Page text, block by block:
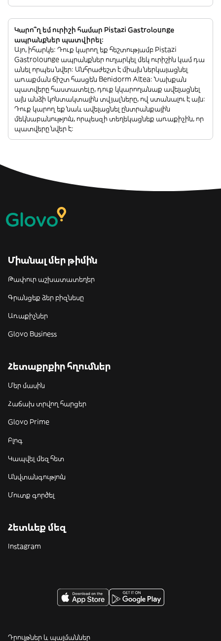
Կարո՞ղ եմ ուրիշի համար Pistazi Gastrolounge
ապրանքներ պատվիրել:
Այո, իհարկե: Դուք կարող եք հեշտությամբ Pistazi
Gastrolounge ապրանքներ ուղարկել մեկ ուրիշին կամ դա
անել որպես նվեր: Անհրաժեշտ է միայն ներկայացնել
առաքման ճիշտ հասցեն Benidorm Altea: Նախքան
պատվերը հաստատելը, դուք կկարողանաք ավելացնել
այն անձի կոնտակտային տվյալները, ով ստանալու է այն:
Դուք կարող եք նաև ավելացնել ընտրանքային
մեկնաբանություն, որպեսզի տեղեկացնեք առաքիչին, որ
պատվերը նվեր է:
Միանալ մեր թիմին
Թափուր աշխատատեղեր
Գրանցեք ձեր բիզնեսը
Առաքիչներ
Glovo Business
Հետաքրքիր հղումներ
Մեր մասին
Հաճախ տրվող հարցեր
Glovo Prime
Բլոգ
Կապվել մեզ հետ
Անվտանգություն
Մուտք գործել
Հետևեք մեզ
Instagram
Դրույթներ և պայմաններ